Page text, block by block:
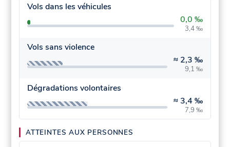
Vols dans les véhicules
0,0 ‰
3,4 ‰
Vols sans violence
≈ 2,3 ‰
9,1 ‰
Dégradations volontaires
≈ 3,4 ‰
7,9 ‰
ATTEINTES AUX PERSONNES